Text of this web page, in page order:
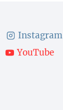
Instagram
YouTube